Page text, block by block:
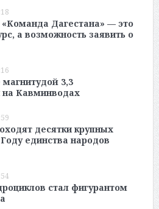
Дагестана» — это
а возможность заявить о
3,3
на Кавминводах
десятки крупных
единства народов
стал фигурантом